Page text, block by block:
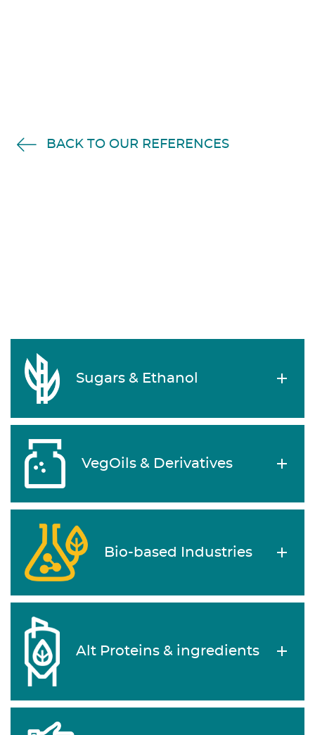
BACK TO OUR REFERENCES
Sugars & Ethanol
VegOils & Derivatives
Bio-based Industries
Alt Proteins & ingredients